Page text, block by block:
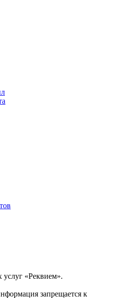
«Реквием».
запрещается к